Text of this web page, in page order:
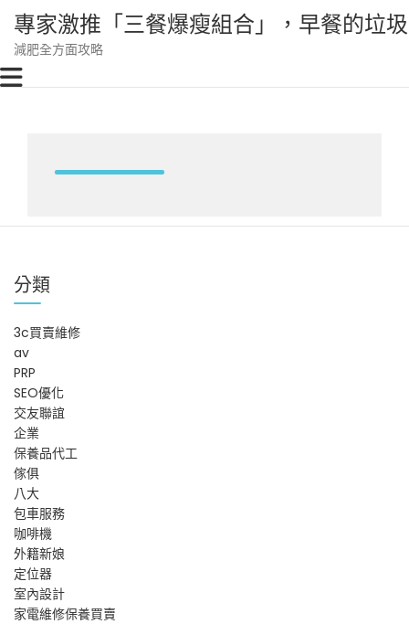
content
專家激推「三餐爆瘦組合」，早餐的垃
減肥全方面攻略
分類
3c買賣維修
av
PRP
SEO優化
交友聯誼
企業
保養品代工
傢俱
八大
包車服務
咖啡機
外籍新娘
定位器
室內設計
家電維修保養買賣